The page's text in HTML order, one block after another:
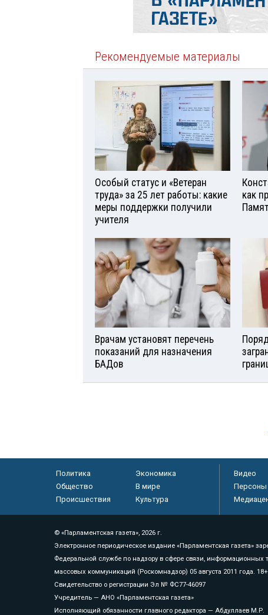
Рекомендуемые материалы
Особый статус и «Ветеран
труда» за 25 лет работы: какие
меры поддержки получили
учителя
как
Врачам установят перечень
показаний для назначения
БАДов
Политика
Экономика
Общество
В мире
Происшествия
Культура
Видео
Персоны
© «Парламентская газета», 2026 г.
Электронное периодическое издание «Парламентская газета»
Федеральной службе по надзору в сфере связи, информационных
массовых коммуникаций (Роскомнадзор) 05 августа 2011 года. 18+
Свидетельство о регистрации Эл № ФС77-46097
Учредитель — АНО «Парламентская газета»
Исполняющий обязанности главного редактора — Абдуллаев М.Р.